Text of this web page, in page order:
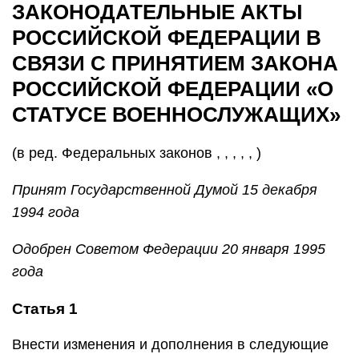
ЗАКОНОДАТЕЛЬНЫЕ АКТЫ
РОССИЙСКОЙ ФЕДЕРАЦИИ В
СВЯЗИ С ПРИНЯТИЕМ ЗАКОНА
РОССИЙСКОЙ ФЕДЕРАЦИИ «О
СТАТУСЕ ВОЕННОСЛУЖАЩИХ»
(в ред. Федеральных законов , , , , , )
Принят Государственной Думой 15 декабря
1994 года
Одобрен Советом Федерации 20 января 1995
года
Статья 1
Внести изменения и дополнения в следующие